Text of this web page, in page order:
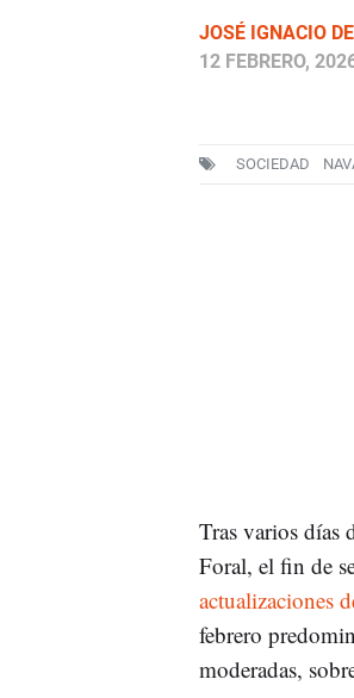
JOSÉ IGNACIO
12 FEBRERO,
SOCIEDAD
Tras varios días
Foral, el fin de
actualizaciones
febrero
moderadas,